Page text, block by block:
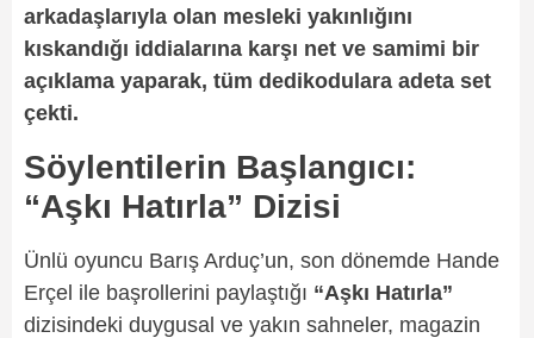
arkadaşlarıyla olan mesleki yakınlığını
kıskandığı iddialarına karşı net ve samimi bir
açıklama yaparak, tüm dedikodulara adeta set
çekti.
Söylentilerin Başlangıcı:
“Aşkı Hatırla” Dizisi
Ünlü oyuncu Barış Arduç’un, son dönemde Hande
Erçel ile başrollerini paylaştığı “Aşkı Hatırla”
dizisindeki duygusal ve yakın sahneler, magazin